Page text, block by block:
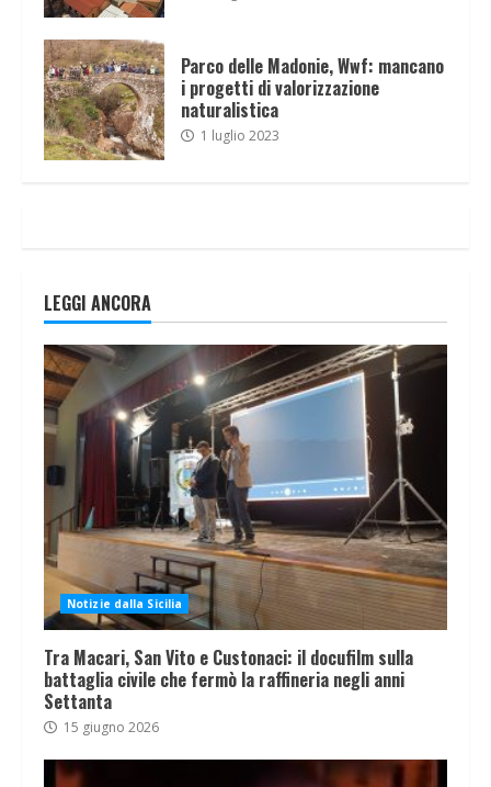
Parco delle Madonie, Wwf: mancano
i progetti di valorizzazione
naturalistica
1 luglio 2023
LEGGI ANCORA
Notizie dalla Sicilia
Tra Macari, San Vito e Custonaci: il docufilm sulla
battaglia civile che fermò la raffineria negli anni
Settanta
15 giugno 2026